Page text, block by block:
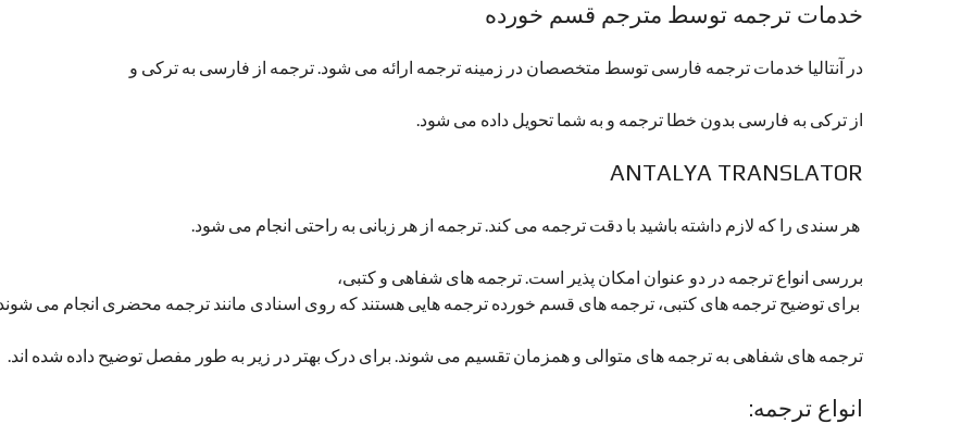
خدمات ترجمه توسط مترجم قسم خورده
در آنتالیا خدمات ترجمه فارسی توسط متخصصان در زمینه ترجمه ارائه می شود. ترجمه از فارسی به ترکی و
از ترکی به فارسی بدون خطا ترجمه و به شما تحویل داده می شود.
ANTALYA TRANSLATOR
هر سندی را که لازم داشته باشید با دقت ترجمه می کند. ترجمه از هر زبانی به راحتی انجام می شود.
بررسی انواع ترجمه در دو عنوان امکان پذیر است. ترجمه های شفاهی و کتبی،
برای توضیح ترجمه های کتبی، ترجمه های قسم خورده ترجمه هایی هستند که روی اسنادی مانند ترجمه محضری انجام می
ترجمه های شفاهی به ترجمه های متوالی و همزمان تقسیم می شوند. برای درک بهتر در زیر به طور مفصل توضیح داده شده اند.
انواع ترجمه: